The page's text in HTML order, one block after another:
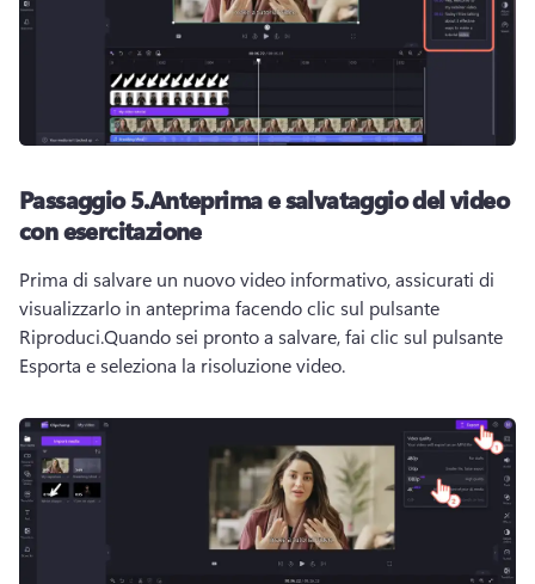
Passaggio 5.Anteprima e salvataggio del video
con esercitazione
Prima di salvare un nuovo video informativo, assicurati di
visualizzarlo in anteprima facendo clic sul pulsante
Riproduci.Quando sei pronto a salvare, fai clic sul pulsante
Esporta e seleziona la risoluzione video.